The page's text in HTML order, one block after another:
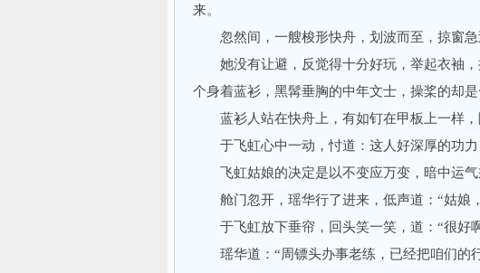
来。
忽然间，一艘梭形快舟，划波而至，掠窗急
她没有让避，反觉得十分好玩，举起衣袖，
个身着蓝衫，黑髯垂胸的中年文士，操桨的却是
蓝衫人站在快舟上，有如钉在甲板上一样，
于飞虹心中一动，忖道：这人好深厚的功
飞虹姑娘的决定是以不变应万变，暗中运气
舱门忽开，瑶华行了进来，低声道：“姑娘
于飞虹放下垂帘，回头笑一笑，道：“很好
瑶华道：“周镖头办事老练，已经把咱们的